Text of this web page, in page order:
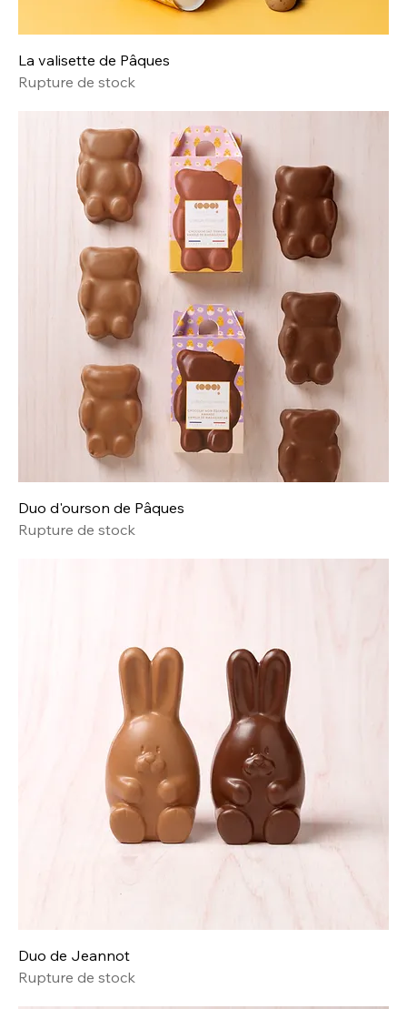
La valisette de Pâques
Rupture de stock
Duo d'ourson de Pâques
Rupture de stock
Duo de Jeannot
Rupture de stock